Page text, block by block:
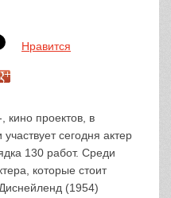
Нравится
проектов, в
сегодня актер
130 работ. Среди
которые стоит
(1954)